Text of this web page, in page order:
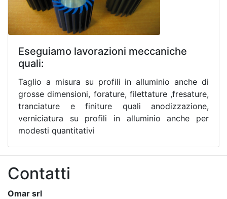
Eseguiamo lavorazioni meccaniche
quali:
Taglio a misura su profili in alluminio anche di
grosse dimensioni, forature, filettature ,fresature,
tranciature e finiture quali anodizzazione,
verniciatura su profili in alluminio anche per
modesti quantitativi
Contatti
Omar srl